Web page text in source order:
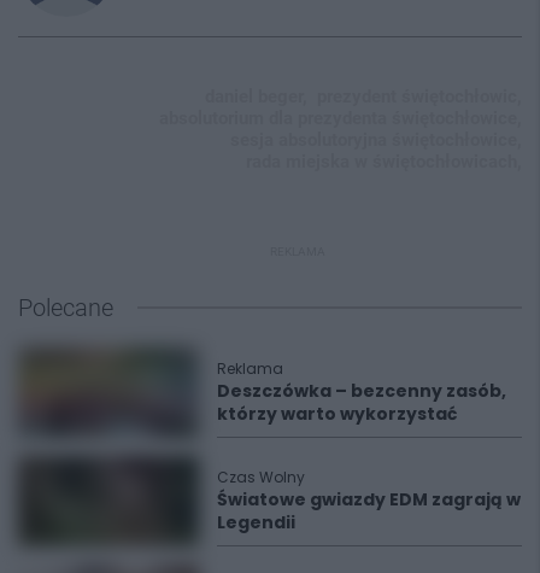
Polecane
Reklama
Deszczówka – bezcenny zasób,
którzy warto wykorzystać
Czas Wolny
Światowe gwiazdy EDM zagrają w
Legendii